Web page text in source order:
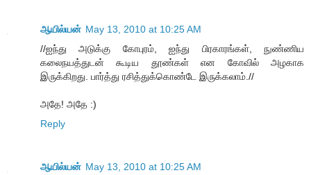
ஆயில்யன் May 13, 2010 at 10:25 AM
//ஐந்து அடுக்கு கோபுரம், ஐந்து பிரகாரங்கள், நுண்ணிய
கலைநயத்துடன் கூடிய தூண்கள் என கோவில் அழகாக
இருக்கிறது. பார்த்து ரசித்துக்கொண்டே இருக்கலாம்.//
அதே! அதே :)
Reply
ஆயில்யன் May 13, 2010 at 10:25 AM